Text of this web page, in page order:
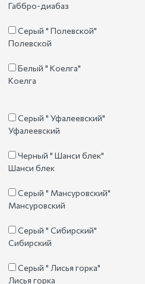
Габбро-диабаз
Серый " Полевской"
Полевской
Белый " Коелга"
Коелга
Серый " Уфалеевский"
Уфалеевский
Черный " Шанси блек"
Шанси блек
Серый " Мансуровский"
Мансуровский
Серый " Сибирский"
Сибирский
Серый " Лисья горка"
Лисья горка